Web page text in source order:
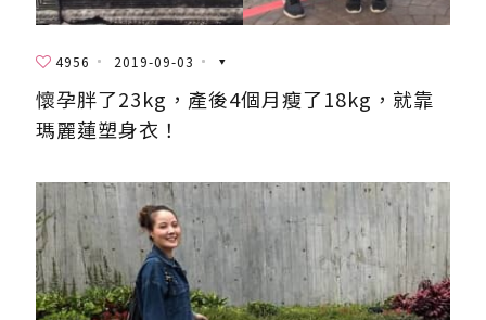
4956 2019-09-03
懷孕胖了23kg，產後4個月瘦了18kg，就靠
瑪麗蓮塑身衣！